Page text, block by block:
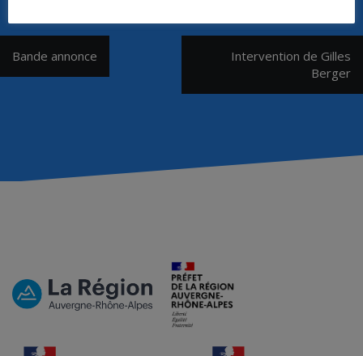
Navigation
de
Bande annonce
Intervention de Gilles
Berger